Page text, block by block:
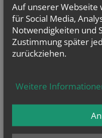
*
*
*
* Schulleiter der PVS der
* Seit 2009 Organist der
Auf unserer Webseite
für Social Media,
Notwendigkeiten und
Zustimmung später
zurückziehen.
Weitere